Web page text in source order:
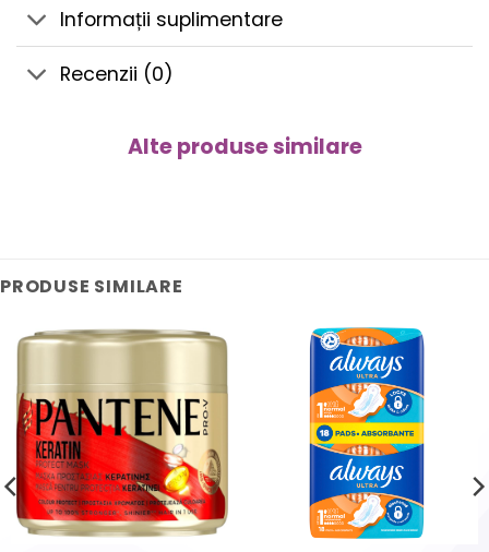
Informații suplimentare
Recenzii (0)
Alte produse similare
PRODUSE SIMILARE